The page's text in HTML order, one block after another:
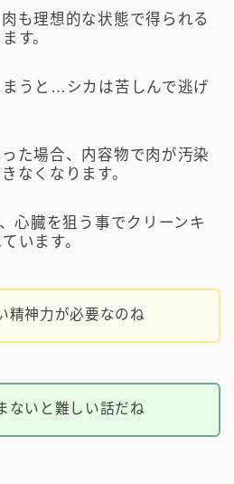
も理想的な状態で得られる
す。
うと…シカは苦しんで逃げ
た場合、内容物で肉が汚染
なくなります。
心臓を狙う事でクリーンキ
います。
精神力が必要なのね
ないと難しい話だね